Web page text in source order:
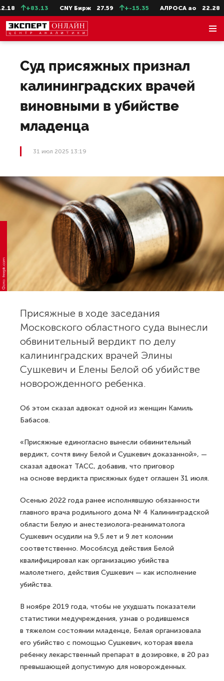
+83.13 CNY Бирж 27.59 +-15.35 АЛРОСА ао 22.28
Суд присяжных признал
калининградских врачей
виновными в убийстве
младенца
31 июл 2025 13:19
Фото: freepik.com
Присяжные в ходе заседания
Московского областного суда вынесли
обвинительный вердикт по делу
калининградских врачей Элины
Сушкевич и Елены Белой об убийстве
новорожденного ребенка.
Об этом сказал адвокат одной из женщин Камиль
Бабасов.
«Присяжные единогласно вынесли обвинительный
вердикт, сочтя вину Белой и Сушкевич доказанной», —
сказал адвокат ТАСС, добавив, что приговор
на основе вердикта присяжных будет оглашен 31 июля.
Осенью 2022 года ранее исполнявшую обязанности
главного врача родильного дома № 4 Калининградской
области Белую и анестезиолога-реаниматолога
Сушкевич осудили на 9,5 лет и 9 лет колонии
соответственно. Мособлсуд действия Белой
квалифицировал как организацию убийства
малолетнего, действия Сушкевич — как исполнение
убийства.
В ноябре 2019 года, чтобы не ухудшать показатели
статистики медучреждения, узнав о родившемся
в тяжелом состоянии младенце, Белая организовала
его убийство с помощью Сушкевич, которая ввела
ребенку лекарственный препарат в дозировке, в 20 раз
превышающей допустимую для новорожденных.